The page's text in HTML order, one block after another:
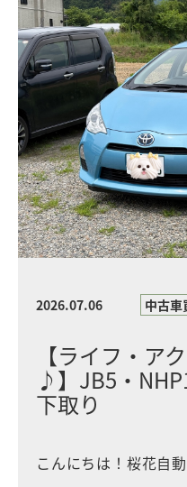
2026.07.06 中古車
【ライフ・ア
♪】JB5・
下取り
こんにちは！桜花自